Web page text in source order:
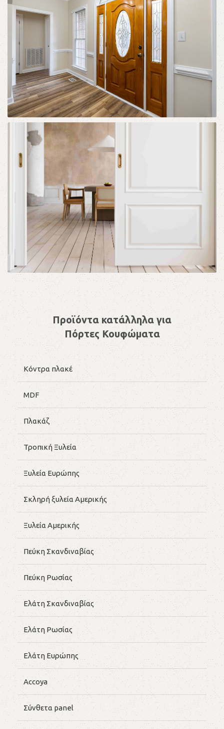
Προϊόντα κατάλληλα για
Πόρτες Κουφώματα
Κόντρα πλακέ
MDF
Πλακάζ
Τροπική Ξυλεία
Ξυλεία Ευρώπης
Σκληρή ξυλεία Αμερικής
Ξυλεία Αμερικής
Πεύκη Σκανδιναβίας
Πεύκη Ρωσίας
Ελάτη Σκανδιναβίας
Ελάτη Ρωσίας
Ελάτη Ευρώπης
Accoya
Σύνθετα panel